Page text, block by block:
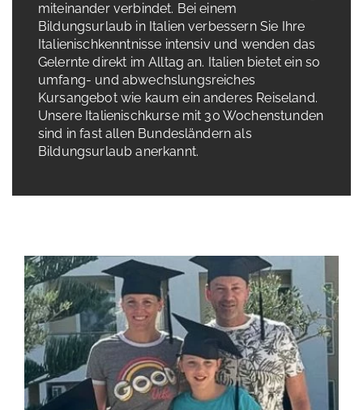
miteinander verbindet. Bei einem
Bildungsurlaub in Italien verbessern Sie Ihre
Italienischkenntnisse intensiv und wenden das
Gelernte direkt im Alltag an. Italien bietet ein so
umfang- und abwechslungsreiches
Kursangebot wie kaum ein anderes Reiseland.
Unsere Italienischkurse mit 30 Wochenstunden
sind in fast allen Bundesländern als
Bildungsurlaub anerkannt.